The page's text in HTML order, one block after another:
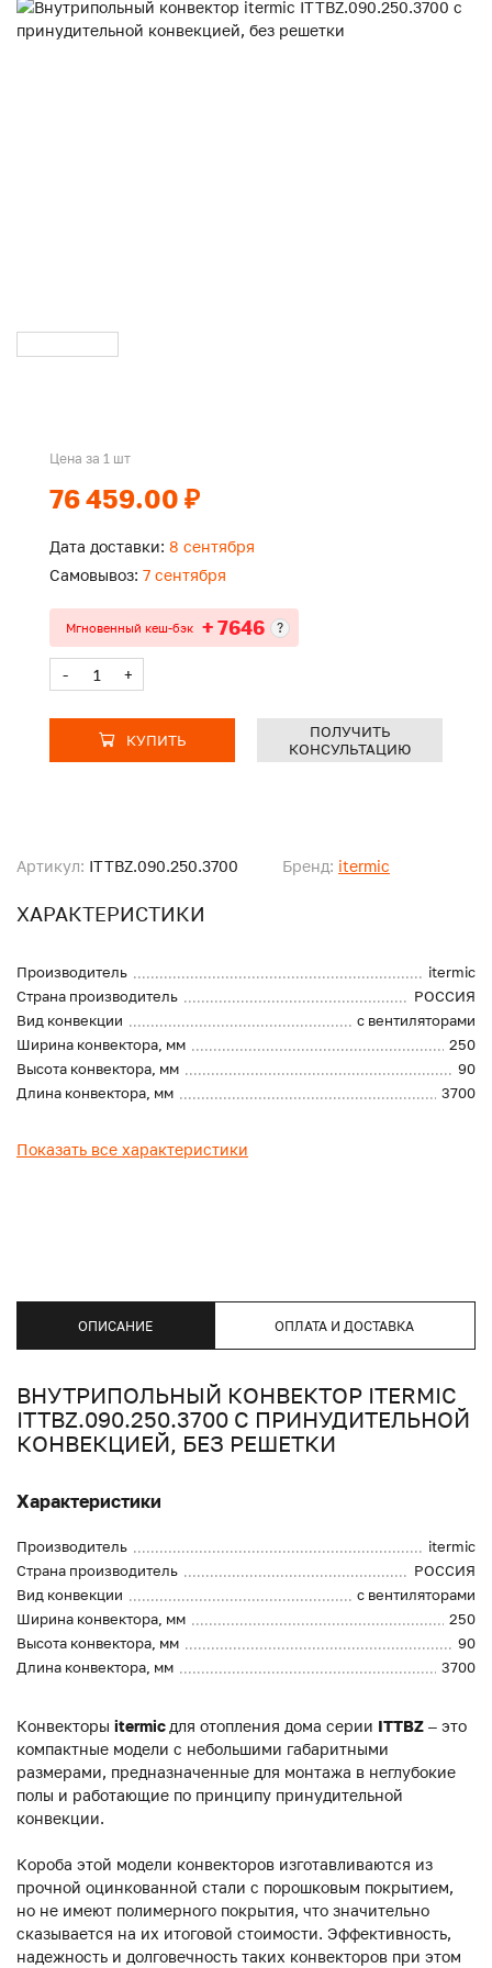
Артикул: ITTBZ.090.250.3700 Бренд: itermic
ХАРАКТЕРИСТИКИ
Производитель
itermic
Страна производитель
РОССИЯ
Вид конвекции
с вентиляторами
Ширина конвектора, мм
250
Высота конвектора, мм
90
Длина конвектора, мм
3700
Показать все характеристики
Цена за 1 шт
76 459.00 ₽
Дата доставки: 8 сентября
Самовывоз: 7 сентября
Мгновенный кеш-бэк + 7646 ?
- +
КУПИТЬ
ПОЛУЧИТЬ
КОНСУЛЬТАЦИЮ
ОПИСАНИЕ ОПЛАТА И ДОСТАВКА
ВНУТРИПОЛЬНЫЙ КОНВЕКТОР ITERMIC
ITTBZ.090.250.3700 С ПРИНУДИТЕЛЬНОЙ
КОНВЕКЦИЕЙ, БЕЗ РЕШЕТКИ
Характеристики
Производитель
itermic
Страна производитель
РОССИЯ
Вид конвекции
с вентиляторами
Ширина конвектора, мм
250
Высота конвектора, мм
90
Длина конвектора, мм
3700
Конвекторы itermic для отопления дома серии ITTBZ – это
компактные модели с небольшими габаритными
размерами, предназначенные для монтажа в неглубокие
полы и работающие по принципу принудительной
конвекции.
Короба этой модели конвекторов изготавливаются из
прочной оцинкованной стали с порошковым покрытием,
но не имеют полимерного покрытия, что значительно
сказывается на их итоговой стоимости. Эффективность,
надежность и долговечность таких конвекторов при этом